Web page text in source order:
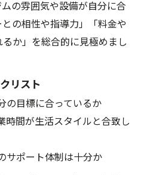
の雰囲気や設備が自分に合
の相性や指導力」「料金や
か」を総合的に見極めまし
リスト
の目標に合っているか
時間が生活スタイルと合致し
サポート体制は十分か